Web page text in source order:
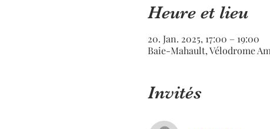
Heure et lieu
20. Jan. 2025, 17:00 – 19:00
Baie-Mahault, Vélodrome
Invités